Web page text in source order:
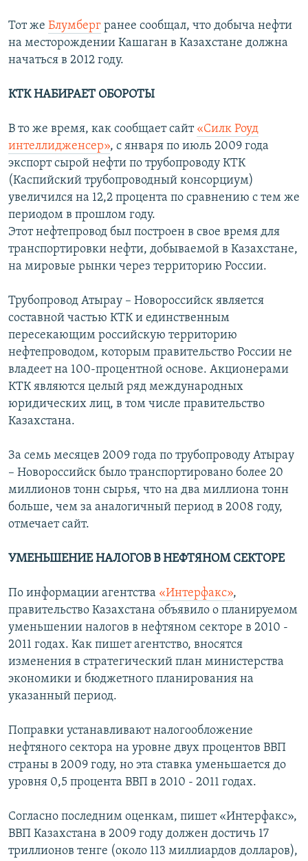
Тот же Блумберг ранее сообщал, что добыча нефти
на месторождении Кашаган в Казахстане должна
начаться в 2012 году.
КТК НАБИРАЕТ ОБОРОТЫ
В то же время, как сообщает сайт «Силк Роуд
интеллидженсер», с января по июль 2009 года
экспорт сырой нефти по трубопроводу КТК
(Каспийский трубопроводный консорциум)
увеличился на 12,2 процента по сравнению с тем же
периодом в прошлом году.
Этот нефтепровод был построен в свое время для
транспортировки нефти, добываемой в Казахстане,
на мировые рынки через территорию России.
Трубопровод Атырау – Новороссийск является
составной частью КТК и единственным
пересекающим российскую территорию
нефтепроводом, которым правительство России не
владеет на 100-процентной основе. Акционерами
КТК являются целый ряд международных
юридических лиц, в том числе правительство
Казахстана.
За семь месяцев 2009 года по трубопроводу Атырау
– Новороссийск было транспортировано более 20
миллионов тонн сырья, что на два миллиона тонн
больше, чем за аналогичный период в 2008 году,
отмечает сайт.
УМЕНЬШЕНИЕ НАЛОГОВ В НЕФТЯНОМ СЕКТОРЕ
По информации агентства «Интерфакс»,
правительство Казахстана объявило о планируемом
уменьшении налогов в нефтяном секторе в 2010 -
2011 годах. Как пишет агентство, вносятся
изменения в стратегический план министерства
экономики и бюджетного планирования на
указанный период.
Поправки устанавливают налогообложение
нефтяного сектора на уровне двух процентов ВВП
страны в 2009 году, но эта ставка уменьшается до
уровня 0,5 процента ВВП в 2010 - 2011 годах.
Согласно последним оценкам, пишет «Интерфакс»,
ВВП Казахстана в 2009 году должен достичь 17
триллионов тенге (около 113 миллиардов долларов),